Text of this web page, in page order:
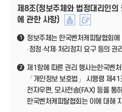
제8조(정보주체와 법정대리인의
에 관한 사항)
1
정보주체는 한국벤처캐피탈협회
·정정·삭제·처리정지 요구 등의 권
2
제1항에 따른 권리 행사는한국벤
「개인정보 보호법」 시행령 제
전자우편, 모사전송(FAX) 등을 통
한국벤처캐피탈협회는 이에 대해